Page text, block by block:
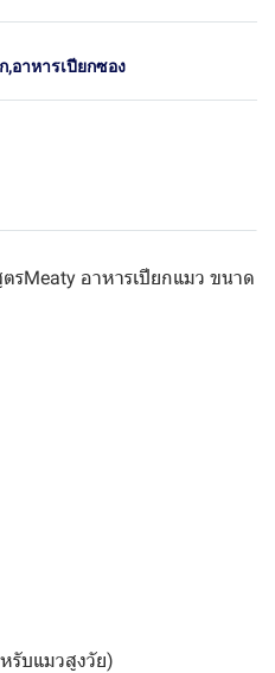
,อาหารเปียกซอง
รMeaty อาหารเปียกแมว ขนาด
รับแมวสูงวัย)